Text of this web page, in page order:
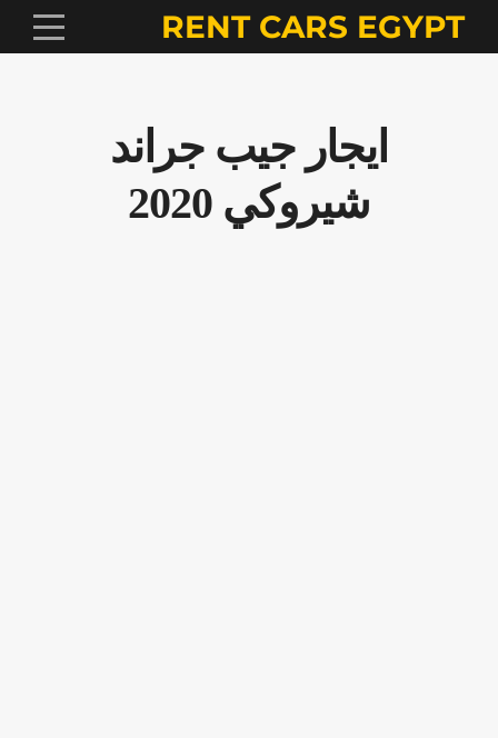
RENT CARS EGYPT
ايجار جيب جراند
شيروكي 2020